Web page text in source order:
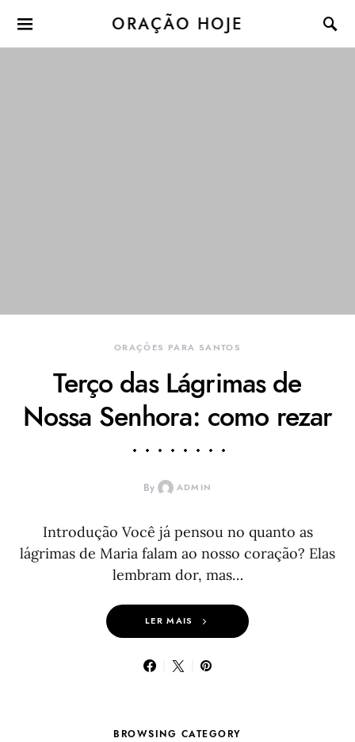
ORAÇÃO HOJE
ORAÇÕES PARA SANTOS
Terço das Lágrimas de
Nossa Senhora: como rezar
By ADMIN
Introdução Você já pensou no quanto as
lágrimas de Maria falam ao nosso coração? Elas
lembram dor, mas…
LER MAIS
BROWSING CATEGORY